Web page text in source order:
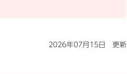
2026年07月15日 更新